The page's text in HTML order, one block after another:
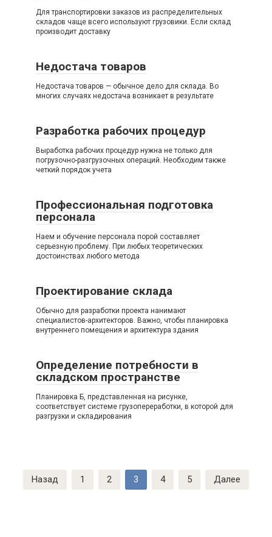
Для транспортировки заказов из распределительных
складов чаще всего используют грузовики. Если склад
производит доставку
Недостача товаров
Недостача товаров — обычное дело для склада. Во
многих случаях недостача возникает в результате
Разработка рабочих процедур
Выработка рабочих процедур нужна не только для
погрузочно-разгрузочных операций. Необходим также
четкий порядок учета
Профессиональная подготовка
персонала
Наем и обучение персонала порой составляет
серьезную проблему. При любых теоретических
достоинствах любого метода
Проектирование склада
Обычно для разработки проекта нанимают
специалистов-архитекторов. Важно, чтобы планировка
внутреннего помещения и архитектура здания
Определение потребности в
складском пространстве
Планировка Б, представленная на рисунке,
соответствует системе грузопереработки, в которой для
разгрузки и складирования
Пагинация
записей
Назад 1 2 3 4 5 Далее